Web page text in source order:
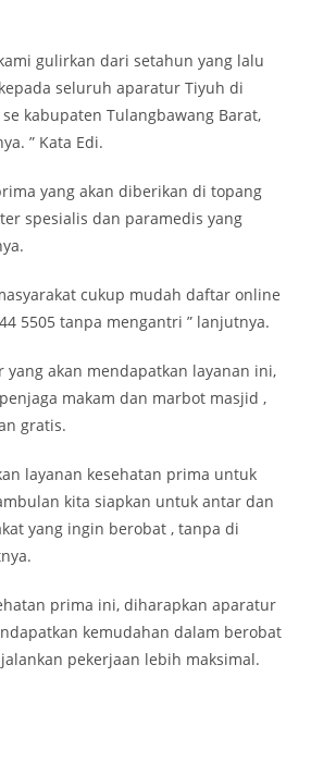
gulirkan dari setahun yang lalu
seluruh aparatur Tiyuh di
kabupaten Tulangbawang Barat,
” Kata Edi.
yang akan diberikan di topang
spesialis dan paramedis yang
cukup mudah daftar online
5505 tanpa mengantri ” lanjutnya.
yang akan mendapatkan layanan ini,
makam dan marbot masjid ,
gratis.
layanan kesehatan prima untuk
kita siapkan untuk antar dan
yang ingin berobat , tanpa di
prima ini, diharapkan aparatur
kemudahan dalam berobat
pekerjaan lebih maksimal.